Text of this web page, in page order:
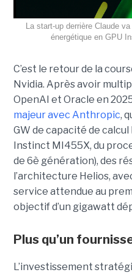
La start-up derrière Claude
énergétique en GPU
C’est le retour de la
Nvidia. Après avoir
OpenAI et Oracle en
majeur avec Anthropic,
GW de capacité de
Instinct MI455X, du
de 6è génération), des
l’architecture Helios,
service attendue au
objectif d’un gigawatt
Plus qu’un
L’investissement